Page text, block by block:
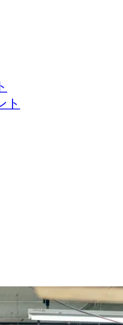
ト